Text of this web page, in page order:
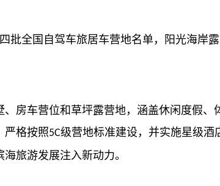
批全国自驾车旅居车营地名单，阳光海岸
房车营位和草坪露营地，涵盖休闲度假、
严格按照5C级营地标准建设，并实施星级酒
旅游发展注入新动力。